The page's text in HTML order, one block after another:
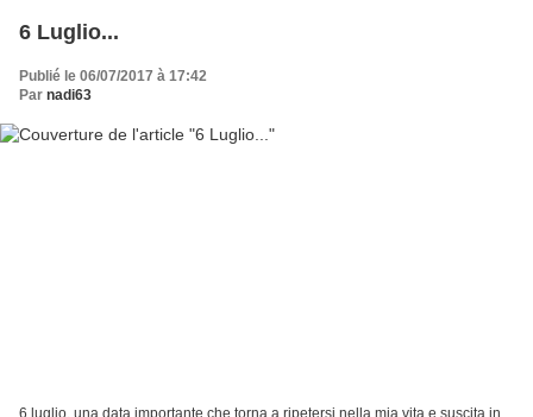
6 Luglio...
Publié le 06/07/2017 à 17:42
Par nadi63
6 luglio, una data importante che torna a ripetersi nella mia vita e suscita in